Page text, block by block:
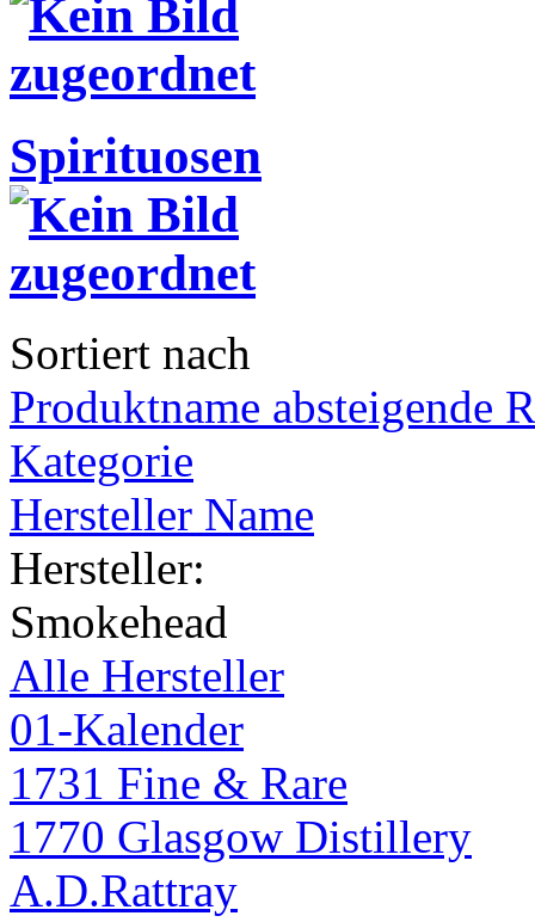
Spirituosen
Sortiert nach
Produktname absteigende
Kategorie
Hersteller Name
Hersteller:
Smokehead
Alle Hersteller
01-Kalender
1731 Fine & Rare
1770 Glasgow Distillery
A.D.Rattray